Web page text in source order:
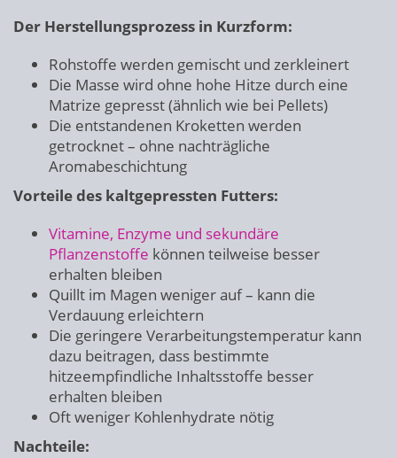
Der Herstellungsprozess in Kurzform:
Rohstoffe werden gemischt und zerkleinert
Die Masse wird ohne hohe Hitze durch eine
Matrize gepresst (ähnlich wie bei Pellets)
Die entstandenen Kroketten werden
getrocknet – ohne nachträgliche
Aromabeschichtung
Vorteile des kaltgepressten Futters:
Vitamine, Enzyme und sekundäre
Pflanzenstoffe können teilweise besser
erhalten bleiben
Quillt im Magen weniger auf – kann die
Verdauung erleichtern
Die geringere Verarbeitungstemperatur kann
dazu beitragen, dass bestimmte
hitzeempfindliche Inhaltsstoffe besser
erhalten bleiben
Oft weniger Kohlenhydrate nötig
Nachteile: